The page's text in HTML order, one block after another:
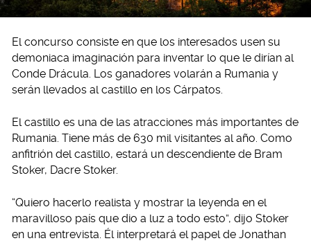
El concurso consiste en que los interesados usen su
demoniaca imaginación para inventar lo que le dirían al
Conde Drácula. Los ganadores volarán a Rumania y
serán llevados al castillo en los Cárpatos.
El castillo es una de las atracciones más importantes de
Rumania. Tiene más de 630 mil visitantes al año. Como
anfitrión del castillo, estará un descendiente de Bram
Stoker, Dacre Stoker.
“Quiero hacerlo realista y mostrar la leyenda en el
maravilloso país que dio a luz a todo esto”, dijo Stoker
en una entrevista. Él interpretará el papel de Jonathan